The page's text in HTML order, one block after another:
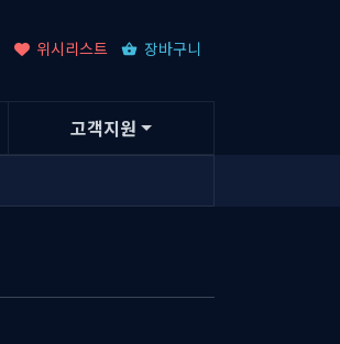
위시리스트 장바구니
고객지원